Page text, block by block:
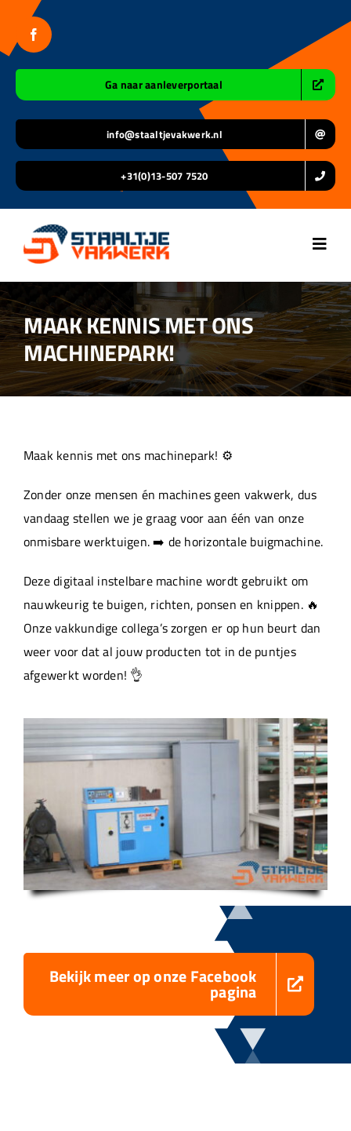
inhoud
Ga naar aanleverportaal
info@staaltjevakwerk.nl
+31(0)13-507 7520
Home
Over ons
Machinepark
Werken bij
MAAK KENNIS MET ONS
MACHINEPARK!
Maak kennis met ons machinepark! ⚙️
Zonder onze mensen én machines geen vakwerk, dus
vandaag stellen we je graag voor aan één van onze
onmisbare werktuigen. ➡️ de horizontale buigmachine.
Deze digitaal instelbare machine wordt gebruikt om
nauwkeurig te buigen, richten, ponsen en knippen. 🔥
Onze vakkundige collega’s zorgen er op hun beurt dan
weer voor dat al jouw producten tot in de puntjes
afgewerkt worden! 👌
Bekijk meer op onze Facebook
pagina